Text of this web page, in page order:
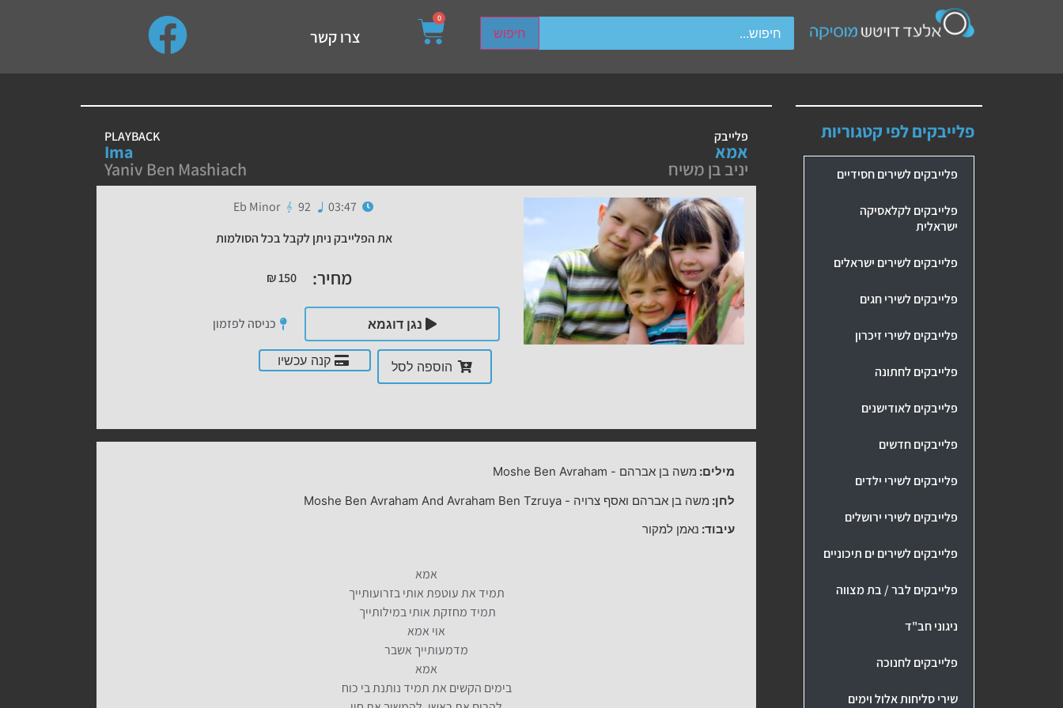
חיפוש
up and down arrows to review and enter to go to the desired page. Touch device users, explore by touch or with swipe gestures.
0
צרו קשר
פלייבקים לפי קטגוריות
פלייבקים לשירים חסידיים
פלייבקים לקלאסיקה
ישראלית
פלייבקים לשירים ישראלים
פלייבקים לשירי חגים
פלייבקים לשירי זיכרון
פלייבקים לחתונה
פלייבקים לאודישנים
פלייבקים חדשים
פלייבקים לשירי ילדים
פלייבקים לשירי ירושלים
פלייבקים לשירים ים תיכוניים
פלייבקים לבר / בת מצווה
ניגוני חב"ד
פלייבקים לחנוכה
שירי סליחות אלול וימים
פלייבק
אמא
יניב בן משיח
PLAYBACK
Ima
Yaniv Ben Mashiach
03:47
92
Eb Minor
את הפלייבק ניתן לקבל בכל הסולמות
מחיר: ₪150
נגן דוגמא כניסה לפזמון
הוספה לסל קנה עכשיו
מילים: משה בן אברהם -
Moshe Ben Avraham
לחן: משה בן אברהם ואסף צרויה -
Moshe Ben Avraham And Avraham Ben Tzruya
עיבוד: נאמן למקור
אמא
תמיד את עוטפת אותי בזרועותייך
תמיד מחזקת אותי במילותייך
אוי אמא
מדמעותייך אשבר
אמא
בימים הקשים את תמיד נותנת בי כוח